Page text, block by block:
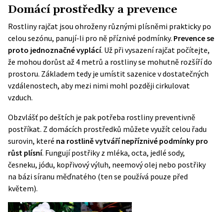
Domácí prostředky a prevence
Rostliny rajčat jsou ohroženy různými plísněmi prakticky po
celou sezónu, panují-li pro ně příznivé podmínky. Prevence se
proto jednoznačné vyplácí. Už při vysazení rajčat počítejte,
že mohou dorůst až 4 metrů a rostliny se mohutně rozšíří do
prostoru. Základem tedy je umístit sazenice v dostatečných
vzdálenostech, aby mezi nimi mohl později cirkulovat
vzduch.
Obzvlášť po deštích je pak potřeba rostliny preventivně
postříkat. Z domácích prostředků můžete využít celou řadu
surovin, které na rostlině vytváří nepříznivé podmínky pro
růst plísní. Fungují postřiky z mléka, octa, jedlé sody,
česneku, jódu, kopřivový výluh, neemový olej nebo postřiky
na bázi síranu měďnatého (ten se používá pouze před
květem).